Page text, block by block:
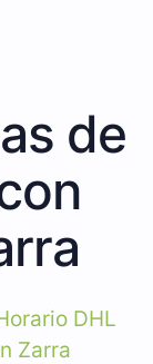
de
DHL
Zarra